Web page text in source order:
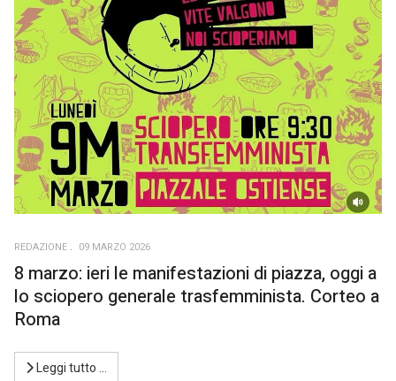
REDAZIONE 09 MARZO 2026
8 marzo: ieri le manifestazioni di piazza, oggi a
lo sciopero generale trasfemminista. Corteo a
Roma
Leggi tutto …